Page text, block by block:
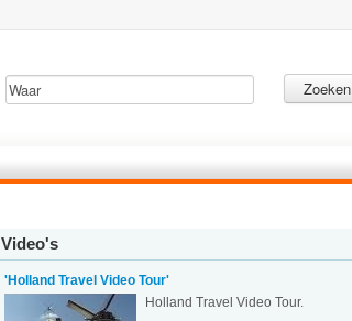
Zoeken
Video's
'Holland Travel Video Tour'
Holland Travel Video Tour.